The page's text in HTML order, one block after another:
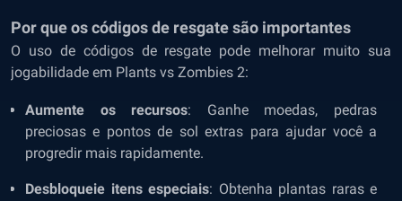
Por que os códigos de resgate são importantes
O uso de códigos de resgate pode melhorar muito sua
jogabilidade em Plants vs Zombies 2:
Aumente os recursos: Ganhe moedas, pedras
preciosas e pontos de sol extras para ajudar você a
progredir mais rapidamente.
Desbloqueie itens especiais: Obtenha plantas raras e